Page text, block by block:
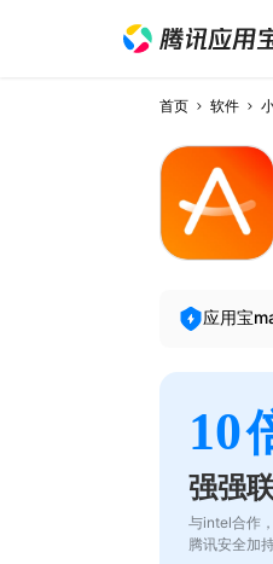
首页 软件
应用宝
10
强强
与intel合作
腾讯安全加